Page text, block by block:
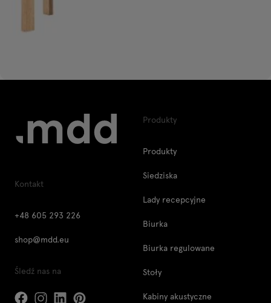
Kontakt
+48 605 293 226
shop@mdd.eu
Śledź nas na
Produkty
Produkty
Siedziska
Lady recepcyjne
Biurka
Biurka regulowane
Stoły
Kabiny akustyczne